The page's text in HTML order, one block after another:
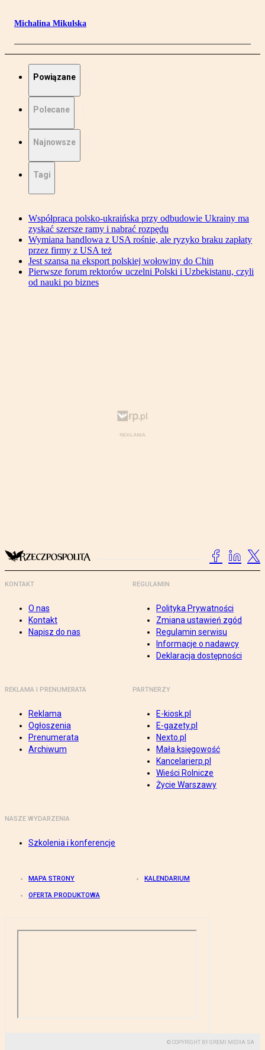
Michalina Mikulska
Powiązane
Polecane
Najnowsze
Tagi
Współpraca polsko-ukraińska przy odbudowie Ukrainy ma
zyskać szersze ramy i nabrać rozpędu
Wymiana handlowa z USA rośnie, ale ryzyko braku zapłaty
przez firmy z USA też
Jest szansa na eksport polskiej wołowiny do Chin
Pierwsze forum rektorów uczelni Polski i Uzbekistanu, czyli
od nauki po biznes
KONTAKT
O nas
Kontakt
Napisz do nas
REGULAMIN
Polityka Prywatności
Zmiana ustawień zgód
Regulamin serwisu
Informacje o nadawcy
Deklaracja dostępności
REKLAMA I PRENUMERATA
Reklama
Ogłoszenia
Prenumerata
Archiwum
PARTNERZY
E-kiosk.pl
E-gazety.pl
Nexto.pl
Mała księgowość
Kancelarierp.pl
Wieści Rolnicze
Życie Warszawy
NASZE WYDARZENIA
Szkolenia i konferencje
MAPA STRONY KALENDARIUM
OFERTA PRODUKTOWA
© COPYRIGHT BY GREMI MEDIA SA